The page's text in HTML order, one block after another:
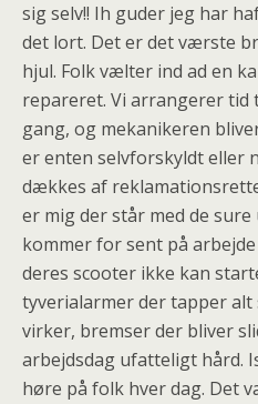
sig selv!! Ih guder jeg har
det lort. Det er det værste
hjul. Folk vælter ind ad en
repareret. Vi arrangerer
gang, og mekanikeren
er enten selvforskyldt eller
dækkes af
er mig der står med de
kommer for sent på
deres scooter ikke kan
tyverialarmer der tapper
virker, bremser der bliver
arbejdsdag ufatteligt hård.
høre på folk hver dag. Det